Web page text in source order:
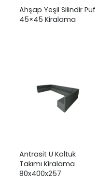
Ahşap Yeşil Silindir Puf
45×45 Kiralama
Antrasit U Koltuk
Takımı Kiralama
80x400x257